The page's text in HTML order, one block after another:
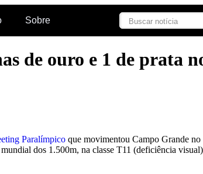
Sobre
de ouro e 1 de prata
Paralímpico que movimentou Campo Grande
dos 1.500m, na classe T11 (deficiência